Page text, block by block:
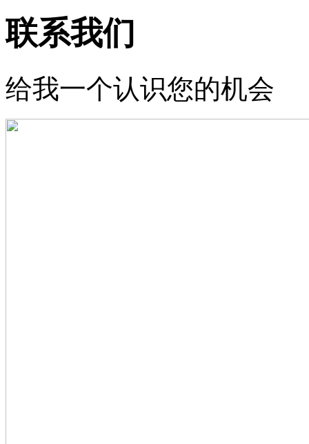
联系我们
给我一个认识您的机会